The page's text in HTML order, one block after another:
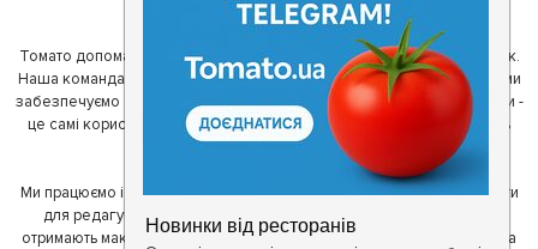
ми створили Томато.
Томато допомагає своїм користувачам знайти цікаві місця неподалік.
Наша команда регулярно зв'язується з ресторанами - таким чином ми
забезпечуємо актуальність інформації. Друга частина нашої команди -
це самі користувачі, які діляться своїми враженнями і допомагають
один одному у виборі кращих місць.
Ми працюємо і з ресторанами. Для них ми надаємо зручні інструменти
для редагування інформації про себе - в результаті відвідувачі
отримають максимум інформації, а ресторан зможе зосередитися на